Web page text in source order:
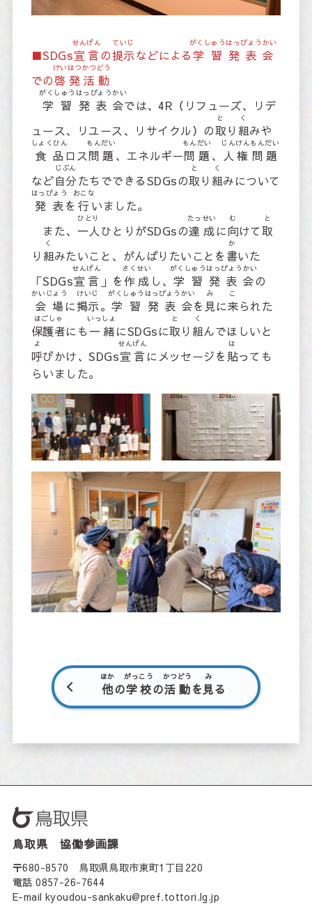
■SDGs宣言
せんげん
の提示
ていじ
などによる学習
がくしゅう
発表会
はっぴょうかい
での啓発
けいはつ
活動
かつどう
学習
がくしゅう
発表会
はっぴょうかい
では、4R（リフューズ、リデ
ュース、リユース、リサイクル）の取
と
り 組
く
みや
食品
しょくひん
ロス問題
もんだい
、エネルギー問題
もんだい
、 人権
じんけん
問題
もんだい
など自分
じぶん
たちでできるSDGsの取
と
り 組
く
みについて
発表
はっぴょう
を 行
おこな
いました。
また、 一人
ひとり
ひとりがSDGsの達成
たっせい
に向
む
けて取
と
り 組
く
みたいこと、がんばりたいことを書
か
いた
「SDGs宣言
せんげん
」を作成
さくせい
し、 学習
がくしゅう
発表会
はっぴょうかい
の
会場
かいじょう
に掲示
けいじ
。学習
がくしゅう
発表会
はっぴょうかい
を 見
み
に来
こ
られた
保護者
ほごしゃ
にも一緒
いっしょ
にSDGsに取
と
り 組
く
んでほしいと
呼
よ
びかけ、SDGs宣言
せんげん
にメッセージを 貼
は
っても
らいました。
他
ほか
の学校
がっこう
の活動
かつどう
を見
み
る
鳥取県 協働参画課
〒680-8570 鳥取県鳥取市東町1丁目220
電話 0857-26-7644
E-mail kyoudou-sankaku@pref.tottori.lg.jp